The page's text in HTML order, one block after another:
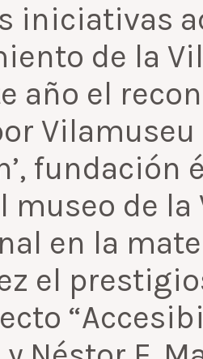
iniciativas
de la
año el
Vilamuseu
museo de
en la
el